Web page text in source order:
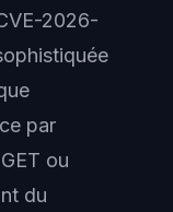
2026-
par
ou
du